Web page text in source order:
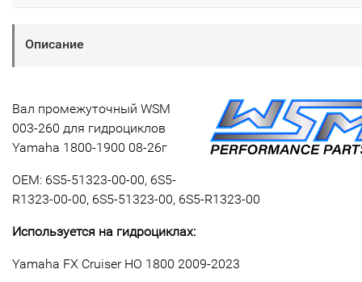
Описание
Вал промежуточный WSM
003-260 для гидроциклов
Yamaha 1800-1900 08-26г
OEM: 6S5-51323-00-00, 6S5-
R1323-00-00, 6S5-51323-00, 6S5-R1323-00
Используется на гидроциклах:
Yamaha FX Cruiser HO 1800 2009-2023